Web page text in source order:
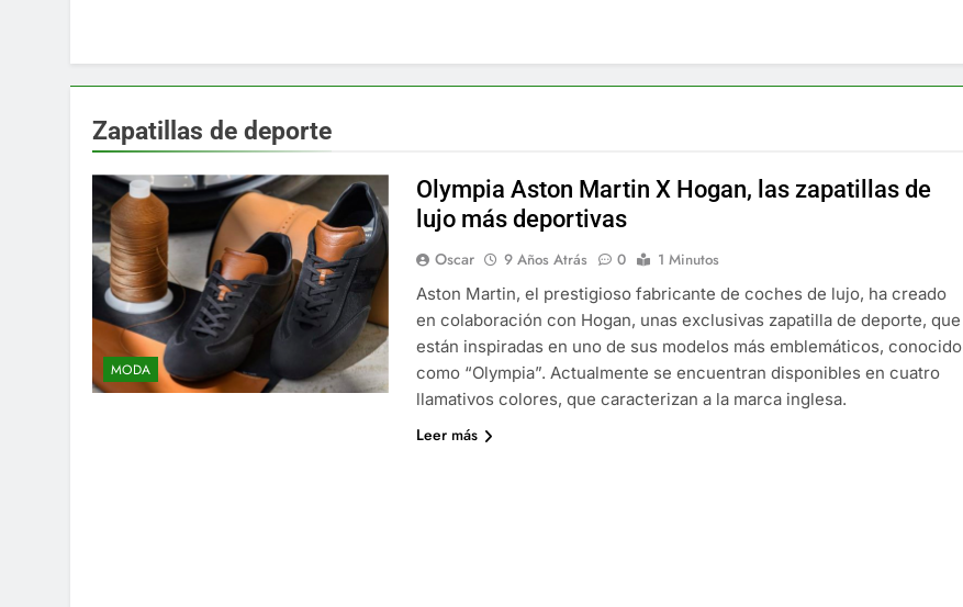
Zapatillas de deporte
MODA
Olympia Aston Martin X Hogan, las zapatillas de
lujo más deportivas
Oscar 9 Años Atrás 0
1 Minutos
Aston Martin, el prestigioso fabricante de coches de lujo, ha creado
en colaboración con Hogan, unas exclusivas zapatilla de deporte, que
están inspiradas en uno de sus modelos más emblemáticos, conocido
como “Olympia”. Actualmente se encuentran disponibles en cuatro
llamativos colores, que caracterizan a la marca inglesa.
Leer más